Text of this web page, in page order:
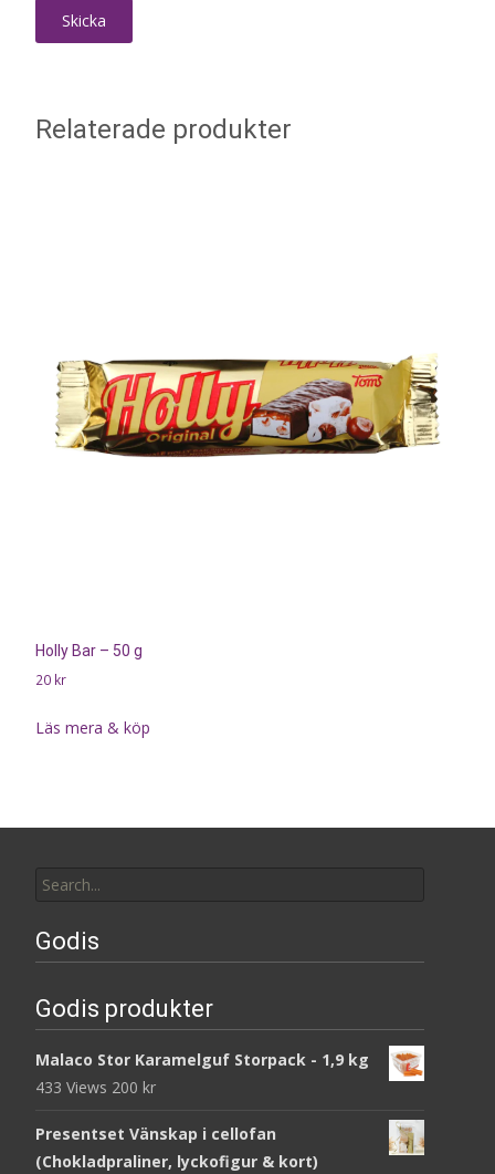
Relaterade produkter
Holly Bar – 50 g
20 kr
Läs mera & köp
for:
Godis
Godis produkter
Malaco Stor Karamelguf Storpack - 1,9 kg
433 Views 200 kr
Presentset Vänskap i cellofan
(Chokladpraliner, lyckofigur & kort)